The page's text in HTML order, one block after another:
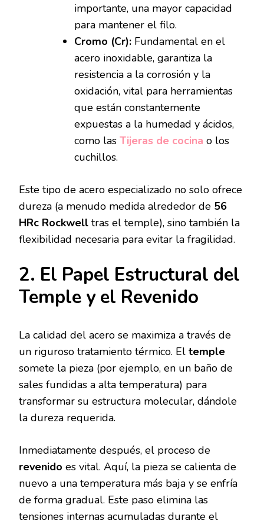
importante, una mayor capacidad
para mantener el filo.
Cromo (Cr): Fundamental en el
acero inoxidable, garantiza la
resistencia a la corrosión y la
oxidación, vital para herramientas
que están constantemente
expuestas a la humedad y ácidos,
como las Tijeras de cocina o los
cuchillos.
Este tipo de acero especializado no solo ofrece
dureza (a menudo medida alrededor de 56
HRc Rockwell tras el temple), sino también la
flexibilidad necesaria para evitar la fragilidad.
2. El Papel Estructural del
Temple y el Revenido
La calidad del acero se maximiza a través de
un riguroso tratamiento térmico. El temple
somete la pieza (por ejemplo, en un baño de
sales fundidas a alta temperatura) para
transformar su estructura molecular, dándole
la dureza requerida.
Inmediatamente después, el proceso de
revenido es vital. Aquí, la pieza se calienta de
nuevo a una temperatura más baja y se enfría
de forma gradual. Este paso elimina las
tensiones internas acumuladas durante el